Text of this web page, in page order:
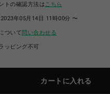
トの確認方法は こちら
年05月14日 11時00分 〜
ついて問い合わせる
ッピング不可
カートに入れる